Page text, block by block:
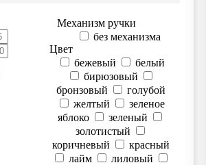
Механизм ручки
без механизма
Цвет
бежевый
белый
бирюзовый
бронзовый
голубой
желтый
зеленое
яблоко
зеленый
золотистый
коричневый
красный
лайм
лиловый